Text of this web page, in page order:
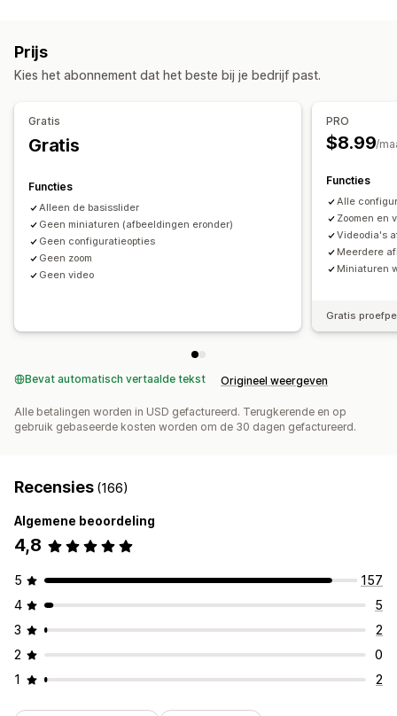
Aangepaste stijlen
Formaataanpassing van afbeeldingen
Zweefeffecten
Zoomen
Prijs
Kies het abonnement dat het beste bij je bedrijf past.
Gratis
Gratis
Functies
Alleen de basisslider
Geen miniaturen (afbeeldingen eronder)
Geen configuratieopties
Geen zoom
Geen video
PRO
$8.99/
Functies
Alle
Zoomen en
Videodia's
Meerdere
Miniaturen
Gratis
Bevat automatisch vertaalde tekst Origineel weergeven
Alle betalingen worden in USD gefactureerd. Terugkerende en op
gebruik gebaseerde kosten worden om de 30 dagen gefactureerd.
Recensies (166)
Algemene beoordeling
4,8
5
157
4
5
3
2
2
0
1
2